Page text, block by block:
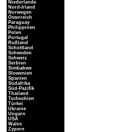
Niederlande
Nord-Irland
Norwegen
Österreich
Paraguay
Philippinen
Polen
Portugal
Rußland
Schottland
Schweden
Schweiz
Serbien
Simbabwe
Slowenien
Spanien
Südafrika
Süd-Pazifik
Thailand
Tschechien
Türkei
Ukraine
Ungarn
USA
Wales
Zypern